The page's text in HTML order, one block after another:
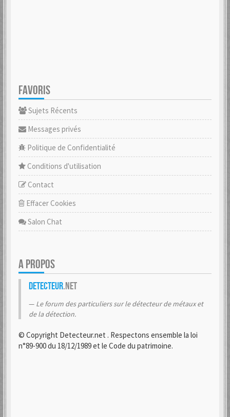
FAVORIS
Sujets Récents
Messages privés
Politique de Confidentialité
Conditions d'utilisation
Contact
Effacer Cookies
Salon Chat
A PROPOS
Detecteur.net
Le forum des particuliers sur le détecteur de métaux et
de la détection.
© Copyright Detecteur.net . Respectons ensemble la loi
n°89-900 du 18/12/1989 et le Code du patrimoine.